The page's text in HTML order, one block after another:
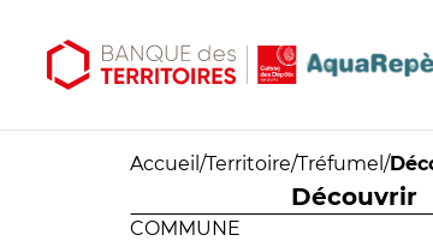
Accueil /Territoire/Tréfumel /
Découvrir
COMMUNE